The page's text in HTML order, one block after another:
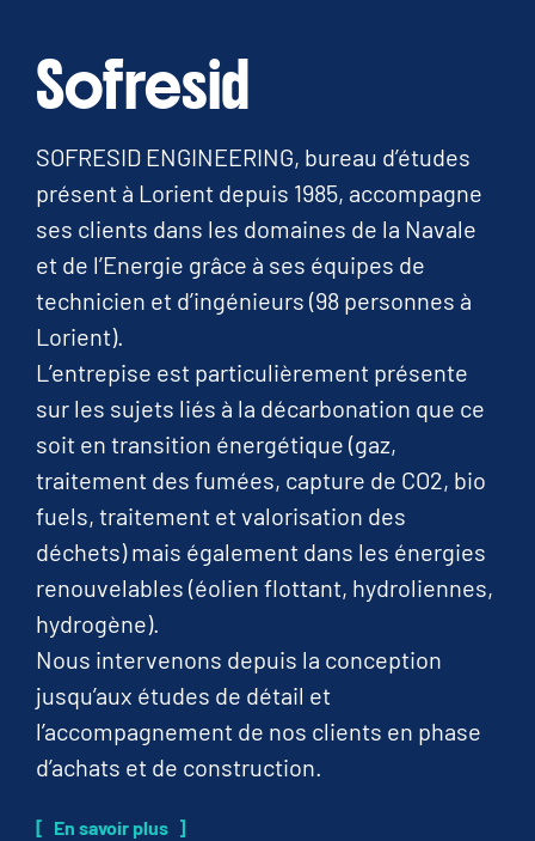
Sofresid
SOFRESID ENGINEERING, bureau d’études
présent à Lorient depuis 1985, accompagne
ses clients dans les domaines de la Navale
et de l’Energie grâce à ses équipes de
technicien et d’ingénieurs (98 personnes à
Lorient).
L’entrepise est particulièrement présente
sur les sujets liés à la décarbonation que ce
soit en transition énergétique (gaz,
traitement des fumées, capture de CO2, bio
fuels, traitement et valorisation des
déchets) mais également dans les énergies
renouvelables (éolien flottant, hydroliennes,
hydrogène).
Nous intervenons depuis la conception
jusqu’aux études de détail et
l’accompagnement de nos clients en phase
d’achats et de construction.
En savoir plus